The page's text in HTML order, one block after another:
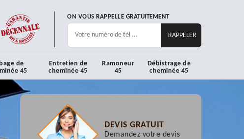
ON VOUS RAPPELLE GRATUITEMENT
de
45
Entretien de
cheminée 45
Ramoneur
45
Débistrage de
cheminée 45
DEVIS GRATUIT
Demandez votre devis